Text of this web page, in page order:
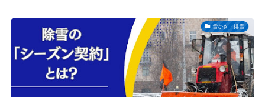
雪かき・排雪